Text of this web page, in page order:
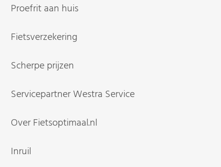
Proefrit aan huis
Fietsverzekering
Scherpe prijzen
Servicepartner Westra Service
Over Fietsoptimaal.nl
Inruil